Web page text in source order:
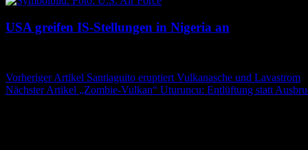
USA greifen IS-Stellungen in Nigeria an
Beitragsnavigation
Vorheriger Artikel Santiaguito eruptiert Vulkanasche und Lavastrom
Nächster Artikel „Zombie-Vulkan“ Uturuncu: Entlüftung statt